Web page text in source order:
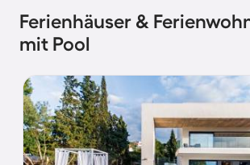
Ferienhäuser &
mit Pool